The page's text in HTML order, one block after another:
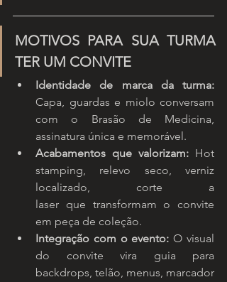
MOTIVOS PARA SUA TURMA
TER UM CONVITE
Capa, guardas e miolo conversam
com o Brasão de Medicina,
assinatura única e memorável.
Acabamentos que valorizam: Hot
stamping, relevo seco, verniz
localizado, corte a
laser que transformam o convite
em peça de coleção.
Integração com o evento: O visual
do convite vira guia para
backdrops, telão, menus, marcador